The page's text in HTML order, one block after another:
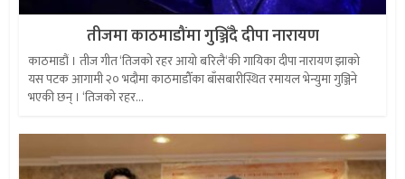
तीजमा काठमाडौंमा गुञ्जिँदै दीपा नारायण
काठमाडौं । तीज गीत ‘तिजको रहर आयो बरिलै‘की गायिका दीपा नारायण झाको
यस पटक आगामी २० भदौमा काठमाडौँका बाँसबारीस्थित रमायल भेन्युमा गुञ्जिने
भएकी छन् । ‘तिजको रहर...